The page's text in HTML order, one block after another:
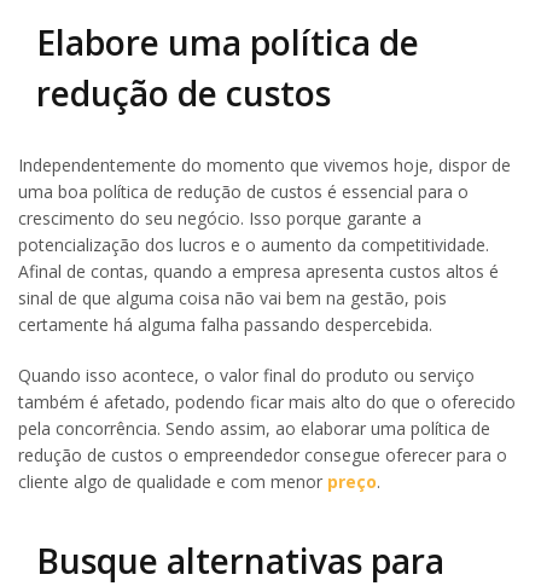
Elabore uma política de
redução de custos
Independentemente do momento que vivemos hoje, dispor de
uma boa política de redução de custos é essencial para o
crescimento do seu negócio. Isso porque garante a
potencialização dos lucros e o aumento da competitividade.
Afinal de contas, quando a empresa apresenta custos altos é
sinal de que alguma coisa não vai bem na gestão, pois
certamente há alguma falha passando despercebida.
Quando isso acontece, o valor final do produto ou serviço
também é afetado, podendo ficar mais alto do que o oferecido
pela concorrência. Sendo assim, ao elaborar uma política de
redução de custos o empreendedor consegue oferecer para o
cliente algo de qualidade e com menor preço.
Busque alternativas para